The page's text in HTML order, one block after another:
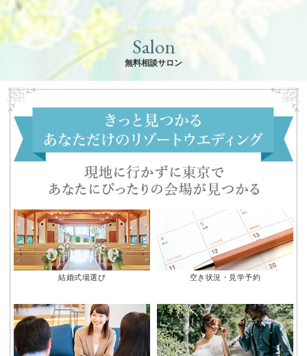
Salon
無料相談サロン
結婚式場選び 空き状況・見学予約